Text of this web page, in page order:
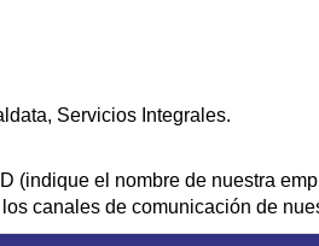
Servicios Integrales.
(indique el nombre de nuestra
canales de comunicación de